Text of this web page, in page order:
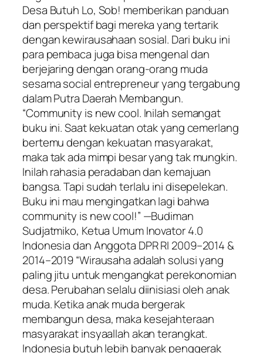
Desa Butuh Lo, Sob! memberikan panduan
dan perspektif bagi mereka yang tertarik
dengan kewirausahaan sosial. Dari buku ini
para pembaca juga bisa mengenal dan
berjejaring dengan orang-orang muda
sesama social entrepreneur yang tergabung
dalam Putra Daerah Membangun.
“Community is new cool. Inilah semangat
buku ini. Saat kekuatan otak yang cemerlang
bertemu dengan kekuatan masyarakat,
maka tak ada mimpi besar yang tak mungkin.
Inilah rahasia peradaban dan kemajuan
bangsa. Tapi sudah terlalu ini disepelekan.
Buku ini mau mengingatkan lagi bahwa
community is new cool!” —Budiman
Sudjatmiko, Ketua Umum Inovator 4.0
Indonesia dan Anggota DPR RI 2009–2014 &
2014–2019 “Wirausaha adalah solusi yang
paling jitu untuk mengangkat perekonomian
desa. Perubahan selalu diinisiasi oleh anak
muda. Ketika anak muda bergerak
membangun desa, maka kesejahteraan
masyarakat insyaallah akan terangkat.
Indonesia butuh lebih banyak penggerak